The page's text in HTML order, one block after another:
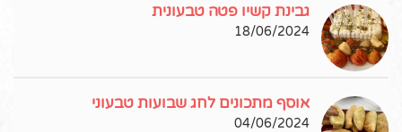
גבינת קשיו פטה טבעונית
18/06/2024
אוסף מתכונים לחג שבועות טבעוני
04/06/2024